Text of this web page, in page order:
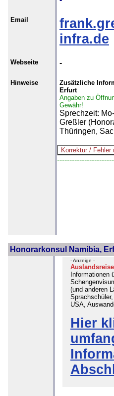
Email
infra.de
Webseite -
Hinweise
Zusätzliche
Erfurt
Angaben zu
Gewähr!
Sprechzeit:
Greßler
Thüringen,
Honorarkonsul Namibia,
- Anzeige -
Informationen
(und anderen
USA,
Hier